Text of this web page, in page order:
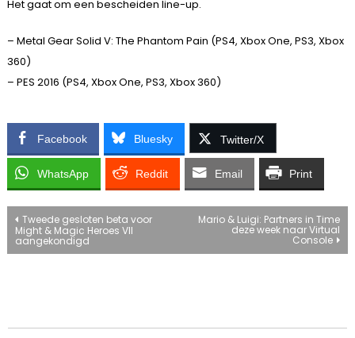
Het gaat om een bescheiden line-up.
– Metal Gear Solid V: The Phantom Pain (PS4, Xbox One, PS3, Xbox
360)
– PES 2016 (PS4, Xbox One, PS3, Xbox 360)
Facebook Bluesky Twitter/X
WhatsApp Reddit Email Print
Bericht
navigatie
Tweede gesloten beta voor
Might & Magic Heroes VII
aangekondigd
Mario & Luigi: Partners in Time
deze week naar Virtual
Console